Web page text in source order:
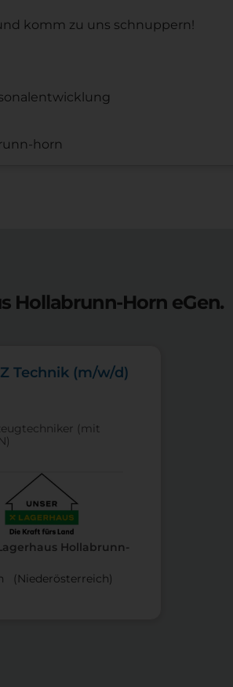
komm zu uns schnuppern!
horn
Hollabrunn-Horn eGen.
Hollabrunn-
(Nieder­österreich)
Technik (m/w/d)
(mit